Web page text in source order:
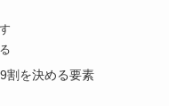
割を決める要素